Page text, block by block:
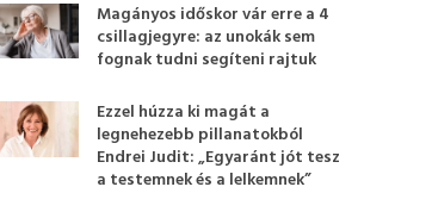
Magányos időskor vár erre a 4
csillagjegyre: az unokák sem
fognak tudni segíteni rajtuk
Ezzel húzza ki magát a
legnehezebb pillanatokból
Endrei Judit: „Egyaránt jót tesz
a testemnek és a lelkemnek”